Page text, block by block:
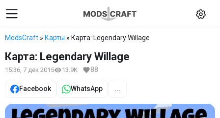
ModsCraft » Карты » Карта: Legendary Willage
Карта: Legendary Willage
15:36, 7 дек 2015 13.9K 88
Facebook WhatsApp ...